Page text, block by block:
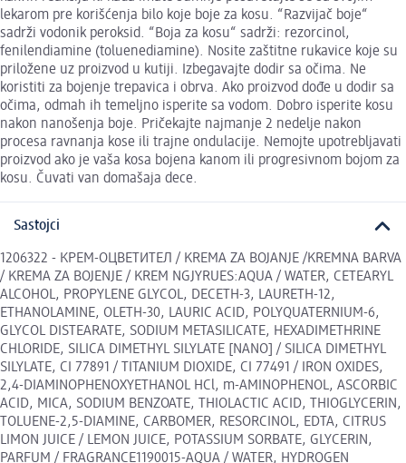
lekarom pre korišćenja bilo koje boje za kosu. “Razvijač boje“
sadrži vodonik peroksid. “Boja za kosu“ sadrži: rezorcinol,
fenilendiamine (toluenediamine). Nosite zaštitne rukavice koje su
priložene uz proizvod u kutiji. Izbegavajte dodir sa očima. Ne
koristiti za bojenje trepavica i obrva. Ako proizvod dođe u dodir sa
očima, odmah ih temeljno isperite sa vodom. Dobro isperite kosu
nakon nanošenja boje. Pričekajte najmanje 2 nedelje nakon
procesa ravnanja kose ili trajne ondulacije. Nemojte upotrebljavati
proizvod ako je vaša kosa bojena kanom ili progresivnom bojom za
kosu. Čuvati van domašaja dece.
Sastojci
1206322 - КРЕМ-ОЦВЕТИТЕЛ / KREMA ZA BOJANJE /KREMNA BARVA
/ KREMA ZA BOJENJE / KREM NGJYRUES:AQUA / WATER, CETEARYL
ALCOHOL, PROPYLENE GLYCOL, DECETH-3, LAURETH-12,
ETHANOLAMINE, OLETH-30, LAURIC ACID, POLYQUATERNIUM-6,
GLYCOL DISTEARATE, SODIUM METASILICATE, HEXADIMETHRINE
CHLORIDE, SILICA DIMETHYL SILYLATE [NANO] / SILICA DIMETHYL
SILYLATE, CI 77891 / TITANIUM DIOXIDE, CI 77491 / IRON OXIDES,
2,4-DIAMINOPHENOXYETHANOL HCl, m-AMINOPHENOL, ASCORBIC
ACID, MICA, SODIUM BENZOATE, THIOLACTIC ACID, THIOGLYCERIN,
TOLUENE-2,5-DIAMINE, CARBOMER, RESORCINOL, EDTA, CITRUS
LIMON JUICE / LEMON JUICE, POTASSIUM SORBATE, GLYCERIN,
PARFUM / FRAGRANCE1190015-AQUA / WATER, HYDROGEN